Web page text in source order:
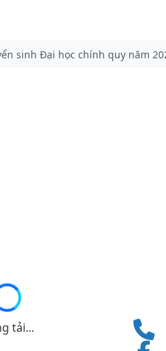
sinh Đại học chính quy năm
tải...